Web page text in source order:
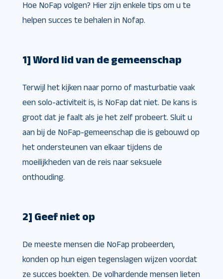
Hoe NoFap volgen? Hier zijn enkele tips om u te
helpen succes te behalen in Nofap.
1] Word lid van de gemeenschap
Terwijl het kijken naar porno of masturbatie vaak
een solo-activiteit is, is NoFap dat niet. De kans is
groot dat je faalt als je het zelf probeert. Sluit u
aan bij de NoFap-gemeenschap die is gebouwd op
het ondersteunen van elkaar tijdens de
moeilijkheden van de reis naar seksuele
onthouding.
2] Geef niet op
De meeste mensen die NoFap probeerden,
konden op hun eigen tegenslagen wijzen voordat
ze succes boekten. De volhardende mensen lieten